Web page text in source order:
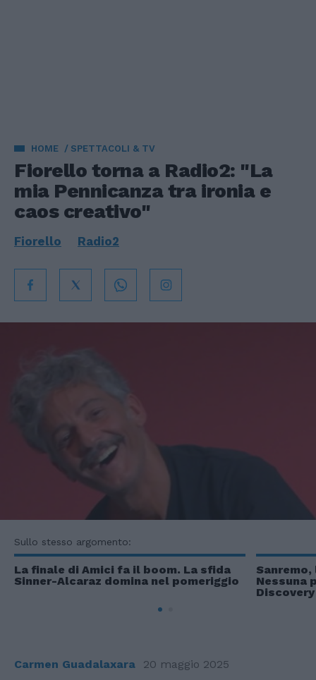
HOME SPETTACOLI & TV
Fiorello torna a Radio2: "La
mia Pennicanza tra ironia e
caos creativo"
Fiorello Radio2
Sullo stesso argomento:
La finale di Amici fa il boom. La sfida
Sinner-Alcaraz domina nel pomeriggio
Nessuna
Discovery
Carmen Guadalaxara 20 maggio 2025